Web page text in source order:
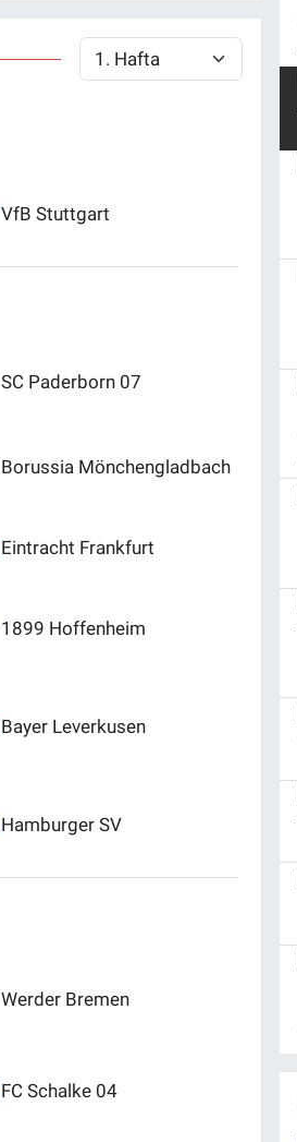
VfB Stuttgart
SC Paderborn 07
Borussia Mönchengladbach
Eintracht Frankfurt
1899 Hoffenheim
Bayer Leverkusen
Hamburger SV
Werder Bremen
FC Schalke 04